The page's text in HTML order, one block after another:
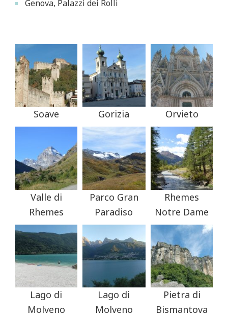
Genova, Palazzi dei Rolli
Soave Gorizia Orvieto
Valle di
Rhemes
Parco Gran
Paradiso
Rhemes
Notre Dame
Lago di
Molveno
Lago di
Molveno
Pietra di
Bismantova